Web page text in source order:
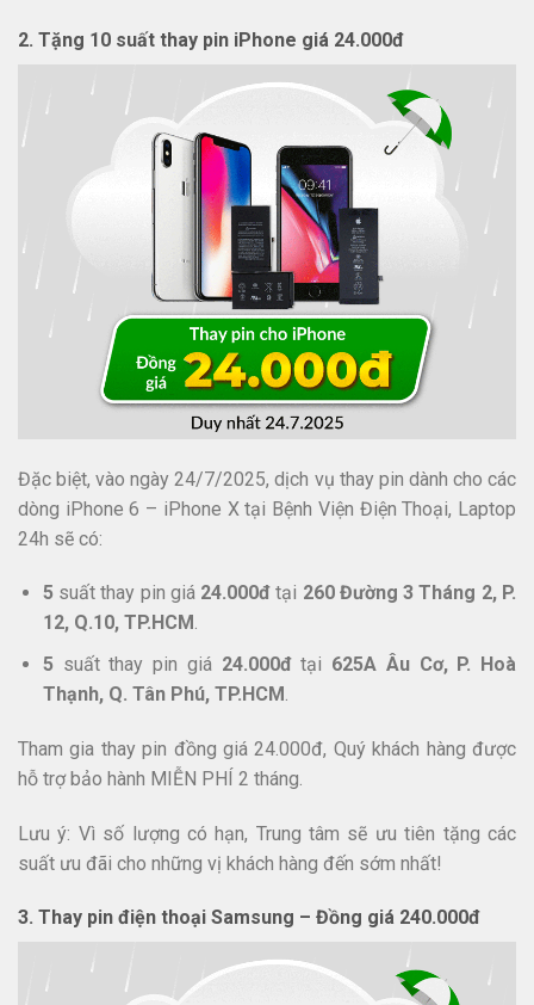
2. Tặng 10 suất thay pin iPhone giá 24.000đ
Đặc biệt, vào ngày 24/7/2025, dịch vụ thay pin dành cho các
dòng iPhone 6 – iPhone X tại Bệnh Viện Điện Thoại, Laptop
24h sẽ có:
5 suất thay pin giá 24.000đ tại 260 Đường 3 Tháng 2, P.
12, Q.10, TP.HCM .
5 suất thay pin giá 24.000đ tại 625A Âu Cơ, P. Hoà
Thạnh, Q. Tân Phú, TP.HCM.
Tham gia thay pin đồng giá 24.000đ, Quý khách hàng được
hỗ trợ bảo hành MIỄN PHÍ 2 tháng.
Lưu ý: Vì số lượng có hạn, Trung tâm sẽ ưu tiên tặng các
suất ưu đãi cho những vị khách hàng đến sớm nhất!
3. Thay pin điện thoại Samsung – Đồng giá 240.000đ